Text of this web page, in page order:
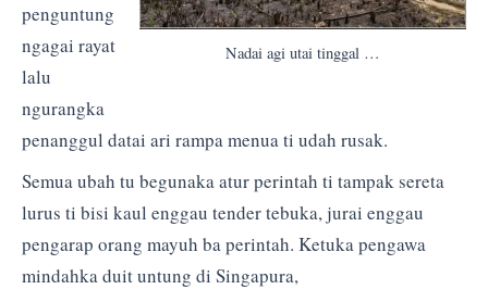
Nadai agi utai tinggal …
penguntung
ngagai rayat
lalu
ngurangka
penanggul datai ari rampa menua ti udah rusak.
Semua ubah tu begunaka atur perintah ti tampak sereta
lurus ti bisi kaul enggau tender tebuka, jurai enggau
pengarap orang mayuh ba perintah. Ketuka pengawa
mindahka duit untung di Singapura,